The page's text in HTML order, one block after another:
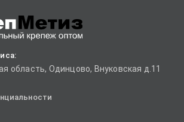
область, Одинцово, Внуковская д.11